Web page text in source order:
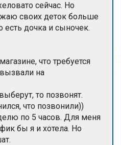
сейчас. Но
своих деток больше
есть дочка и сыночек.
что требуется
на
то позвонят.
что позвонили))
по 5 часов. Для меня
бы я и хотела. Но